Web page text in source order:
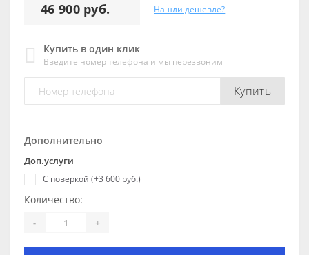
46 900 руб. Нашли дешевле?
Купить в один клик
Введите номер телефона и мы перезвоним
Купить
Дополнительно
Доп.услуги
С поверкой (+3 600 руб.)
Количество:
- +